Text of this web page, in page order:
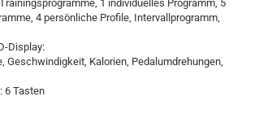
1 individuelles Programm, 5
4 persönliche Profile, Intervallprogramm,
Display:
Geschwindigkeit, Kalorien, Pedalumdrehungen,
6 Tasten